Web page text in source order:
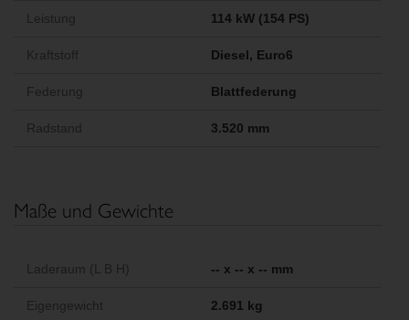
Leistung 114 kW (154 PS)
Kraftstoff Diesel, Euro6
Federung Blattfederung
Radstand 3.520 mm
Maße und Gewichte
Laderaum (L B H) -- x -- x -- mm
Eigengewicht 2.691 kg